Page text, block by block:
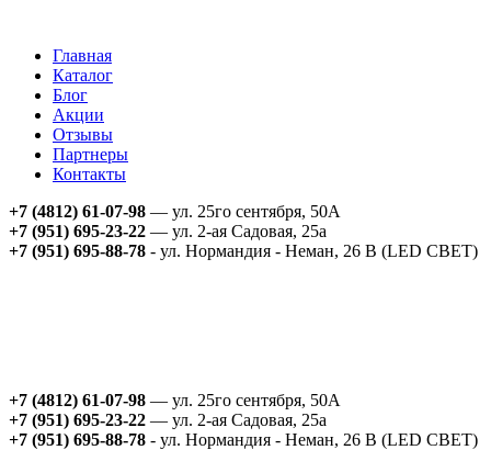
Главная
Каталог
Блог
Акции
Отзывы
Партнеры
Контакты
+7 (4812) 61-07-98 — ул. 25го сентября, 50А
+7 (951) 695-23-22 — ул. 2-ая Садовая, 25а
+7 (951) 695-88-78 - ул. Нормандия - Неман, 26 В (LED СВЕТ)
+7 (4812) 61-07-98 — ул. 25го сентября, 50А
+7 (951) 695-23-22 — ул. 2-ая Садовая, 25а
+7 (951) 695-88-78 - ул. Нормандия - Неман, 26 В (LED СВЕТ)